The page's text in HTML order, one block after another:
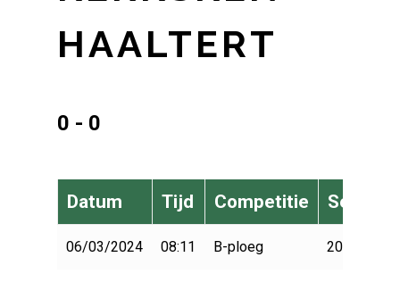
HAALTERT
0 - 0
Datum Tijd Competitie Seizoen
06/03/2024 08:11 B-ploeg 2023-2024